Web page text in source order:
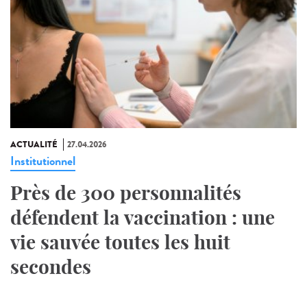
ACTUALITÉ 27.04.2026
Institutionnel
Près de 300 personnalités
défendent la vaccination : une
vie sauvée toutes les huit
secondes